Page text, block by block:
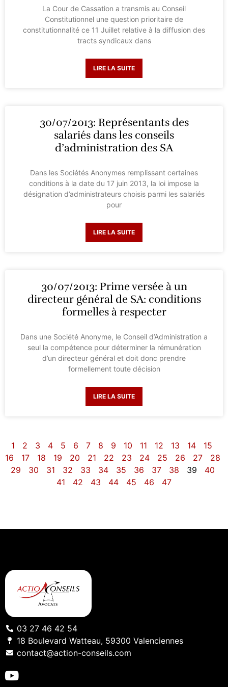
La Cour de Cassation a transmis au Conseil
Constitutionnel une question prioritaire de
constitutionnalité ce 11 Juillet relative à la diffusion des
tracts syndicaux dans
LIRE LA SUITE
30/07/2013: Représentants des
salariés dans les conseils
d’administration des SA
Dans les Sociétés Anonymes remplissant certaines
conditions à la date du 17 juin 2013, la loi impose la
désignation d’administrateurs choisis parmi les salariés
pour
LIRE LA SUITE
30/07/2013: Prime versée à un
directeur général de SA: conditions
formelles à respecter
Dans une Société Anonyme, le Conseil d’Administration a
seul la compétence pour déterminer la rémunération
d’un directeur général et doit donc prendre
formellement toute décision
LIRE LA SUITE
1 2 3 4 5 6 7 8 9 10 11 12 13 14
15
16
17 18 19 20 21 22 23 24 25 26 27
28
29
30 31 32 33 34 35 36 37 38 39
40
41
42 43 44 45 46 47
03 27 46 42 54
18 Boulevard Watteau, 59300 Valenciennes
contact@action-conseils.com